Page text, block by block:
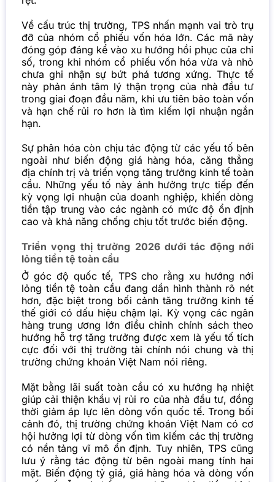
Về cấu trúc thị trường, TPS nhấn mạnh vai trò trụ
đỡ của nhóm cổ phiếu vốn hóa lớn. Các mã này
đóng góp đáng kể vào xu hướng hồi phục của chỉ
số, trong khi nhóm cổ phiếu vốn hóa vừa và nhỏ
chưa ghi nhận sự bứt phá tương xứng. Thực tế
này phản ánh tâm lý thận trọng của nhà đầu tư
trong giai đoạn đầu năm, khi ưu tiên bảo toàn vốn
và hạn chế rủi ro hơn là tìm kiếm lợi nhuận ngắn
hạn.
Sự phân hóa còn chịu tác động từ các yếu tố bên
ngoài như biến động giá hàng hóa, căng thẳng
địa chính trị và triển vọng tăng trưởng kinh tế toàn
cầu. Những yếu tố này ảnh hưởng trực tiếp đến
kỳ vọng lợi nhuận của doanh nghiệp, khiến dòng
tiền tập trung vào các ngành có mức độ ổn định
cao và khả năng chống chịu tốt trước biến động.
Triển vọng thị trường 2026 dưới tác động nới
lỏng tiền tệ toàn cầu
Ở góc độ quốc tế, TPS cho rằng xu hướng nới
lỏng tiền tệ toàn cầu đang dần hình thành rõ nét
hơn, đặc biệt trong bối cảnh tăng trưởng kinh tế
thế giới có dấu hiệu chậm lại. Kỳ vọng các ngân
hàng trung ương lớn điều chỉnh chính sách theo
hướng hỗ trợ tăng trưởng được xem là yếu tố tích
cực đối với thị trường tài chính nói chung và thị
trường chứng khoán Việt Nam nói riêng.
Mặt bằng lãi suất toàn cầu có xu hướng hạ nhiệt
giúp cải thiện khẩu vị rủi ro của nhà đầu tư, đồng
thời giảm áp lực lên dòng vốn quốc tế. Trong bối
cảnh đó, thị trường chứng khoán Việt Nam có cơ
hội hưởng lợi từ dòng vốn tìm kiếm các thị trường
có nền tảng vĩ mô ổn định. Tuy nhiên, TPS cũng
lưu ý rằng tác động từ bên ngoài mang tính hai
mặt. Biến động tỷ giá, giá hàng hóa và dòng vốn